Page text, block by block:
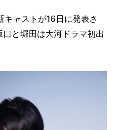
ャストが16日に発表さ
と堀田は大河ドラマ初出